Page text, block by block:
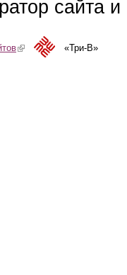
сайта
(link is external)«Три-В»